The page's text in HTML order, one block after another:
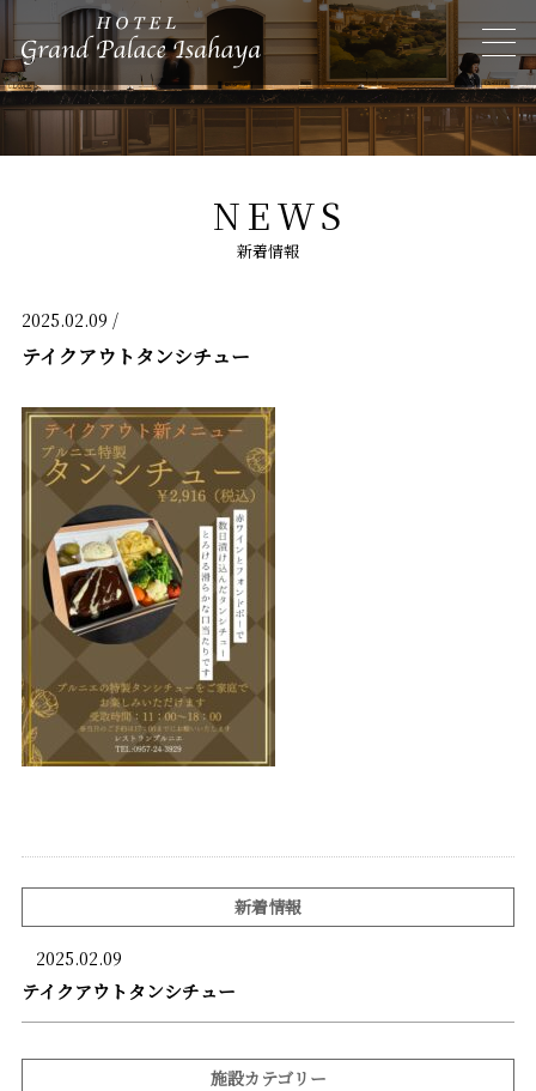
NEWS
新着情報
2025.02.09 /
テイクアウトタンシチュー
新着情報
2025.02.09
テイクアウトタンシチュー
施設カテゴリー